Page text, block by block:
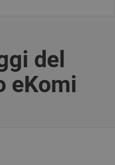
del
eKomi